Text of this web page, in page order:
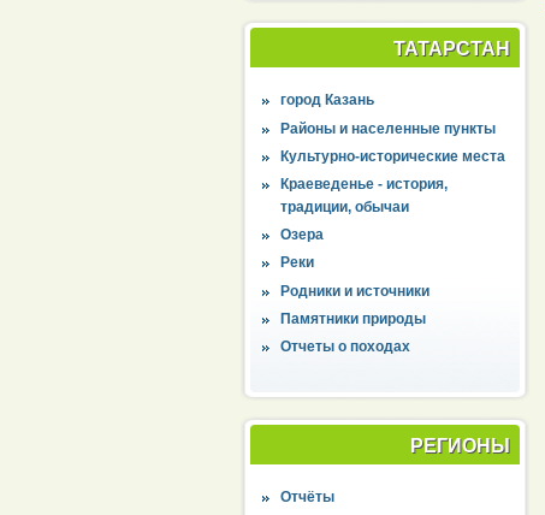
ТАТАРСТАН
город Казань
Районы и населенные пункты
Культурно-исторические места
Краеведенье - история,
традиции, обычаи
Озера
Реки
Родники и источники
Памятники природы
Отчеты о походах
РЕГИОНЫ
Отчёты